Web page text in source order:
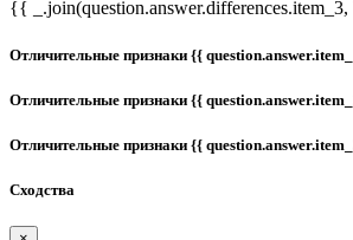
{{
Отличительные признаки {{
Отличительные признаки {{
Отличительные признаки {{
Сходства